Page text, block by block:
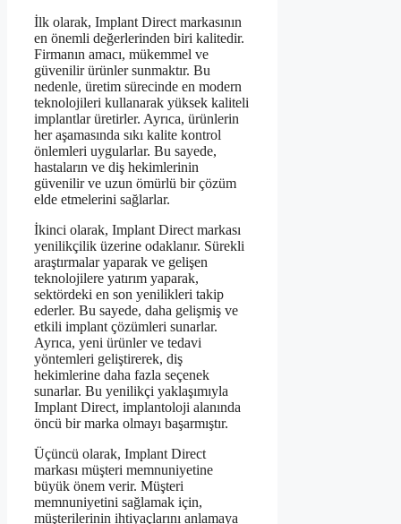
İlk olarak, Implant Direct markasının
en önemli değerlerinden biri kalitedir.
Firmanın amacı, mükemmel ve
güvenilir ürünler sunmaktır. Bu
nedenle, üretim sürecinde en modern
teknolojileri kullanarak yüksek kaliteli
implantlar üretirler. Ayrıca, ürünlerin
her aşamasında sıkı kalite kontrol
önlemleri uygularlar. Bu sayede,
hastaların ve diş hekimlerinin
güvenilir ve uzun ömürlü bir çözüm
elde etmelerini sağlarlar.
İkinci olarak, Implant Direct markası
yenilikçilik üzerine odaklanır. Sürekli
araştırmalar yaparak ve gelişen
teknolojilere yatırım yaparak,
sektördeki en son yenilikleri takip
ederler. Bu sayede, daha gelişmiş ve
etkili implant çözümleri sunarlar.
Ayrıca, yeni ürünler ve tedavi
yöntemleri geliştirerek, diş
hekimlerine daha fazla seçenek
sunarlar. Bu yenilikçi yaklaşımıyla
Implant Direct, implantoloji alanında
öncü bir marka olmayı başarmıştır.
Üçüncü olarak, Implant Direct
markası müşteri memnuniyetine
büyük önem verir. Müşteri
memnuniyetini sağlamak için,
müşterilerinin ihtiyaçlarını anlamaya